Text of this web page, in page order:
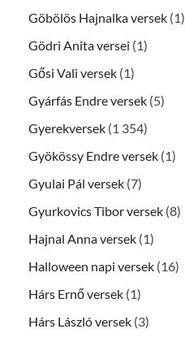
Göbölös Hajnalka versek (1)
Gödri Anita versei (1)
Gősi Vali versek (1)
Gyárfás Endre versek (5)
Gyerekversek (1 354)
Gyökössy Endre versek (1)
Gyulai Pál versek (7)
Gyurkovics Tibor versek (8)
Hajnal Anna versek (1)
Halloween napi versek (16)
Hárs Ernő versek (1)
Hárs László versek (3)